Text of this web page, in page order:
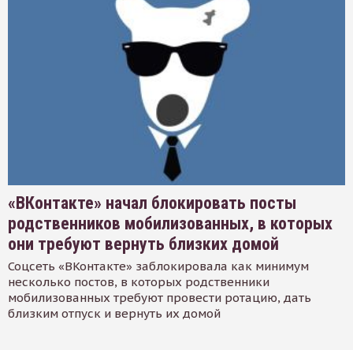
«ВКонтакте» начал блокировать посты
родственников мобилизованных, в которых
они требуют вернуть близких домой
Соцсеть «ВКонтакте» заблокировала как минимум
несколько постов, в которых родственники
мобилизованных требуют провести ротацию, дать
близким отпуск и вернуть их домой